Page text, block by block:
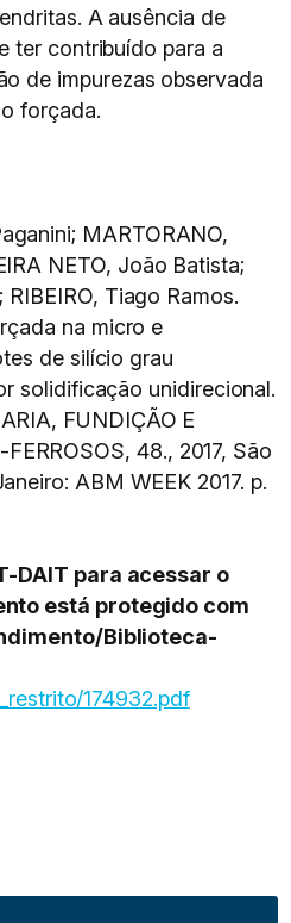
A ausência de
ter contribuído para a
de impurezas observada
forçada.
MARTORANO,
NETO, João Batista;
Tiago Ramos.
na micro e
de silício grau
solidificação unidirecional.
FUNDIÇÃO E
48., 2017, São
ABM WEEK 2017. p.
DAIT para acessar o
está protegido com
Biblioteca-
174932.pdf